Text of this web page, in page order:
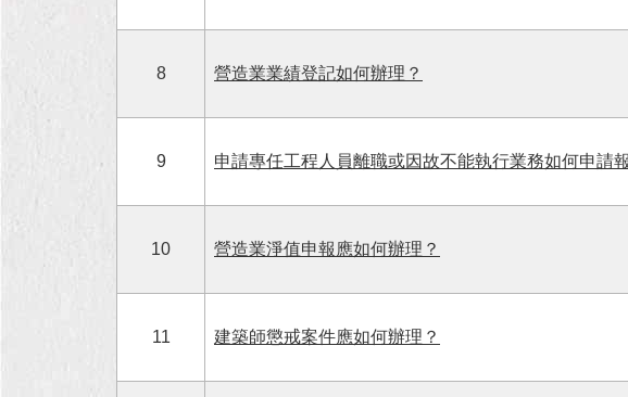
8 營造業業績登記如何辦理？
9 申請專任工程人員離職或因故不能執行業務如何申請
10 營造業淨值申報應如何辦理？
11 建築師懲戒案件應如何辦理？